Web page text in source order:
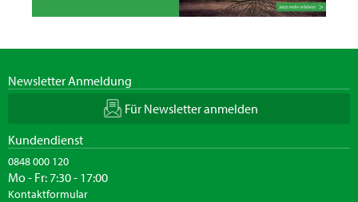
Newsletter Anmeldung
Für Newsletter anmelden
Kundendienst
0848 000 120
Mo - Fr: 7:30 - 17:00
Kontaktformular